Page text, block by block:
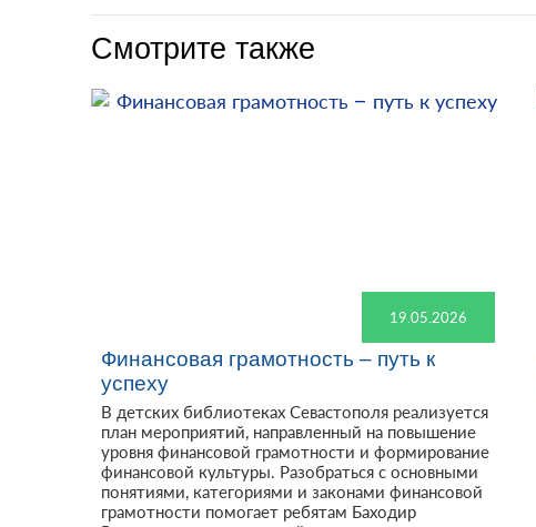
Смотрите также
19.05.2026
Финансовая грамотность – путь к
успеху
В детских библиотеках Севастополя реализуется
план мероприятий, направленный на повышение
уровня финансовой грамотности и формирование
финансовой культуры. Разобраться с основными
понятиями, категориями и законами финансовой
грамотности помогает ребятам Баходир